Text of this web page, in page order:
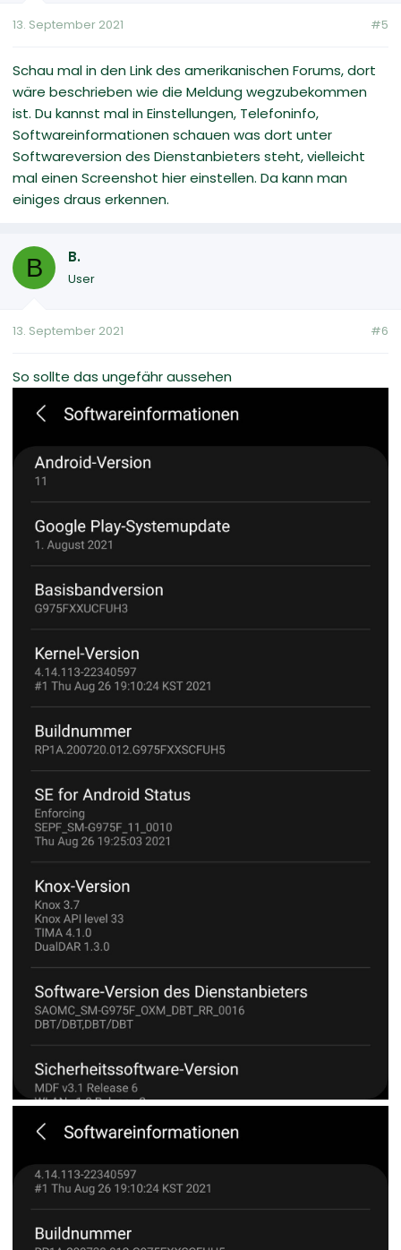
13. September 2021 #5
Schau mal in den Link des amerikanischen Forums, dort
wäre beschrieben wie die Meldung wegzubekommen
ist. Du kannst mal in Einstellungen, Telefoninfo,
Softwareinformationen schauen was dort unter
Softwareversion des Dienstanbieters steht, vielleicht
mal einen Screenshot hier einstellen. Da kann man
einiges draus erkennen.
B B.
User
13. September 2021 #6
So sollte das ungefähr aussehen